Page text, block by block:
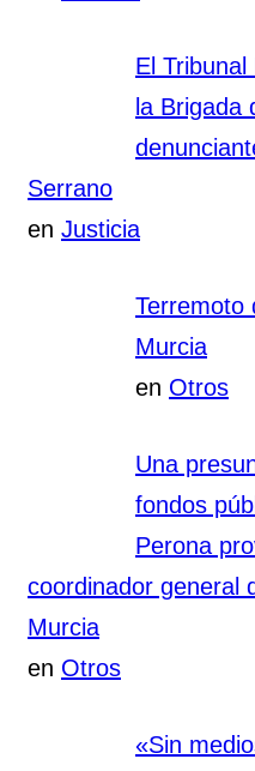
El
la Brigada
Serrano
en Justicia
Terremoto
Murcia
en Otros
Una
fondos
Perona
coordinador general
Murcia
en Otros
«Sin